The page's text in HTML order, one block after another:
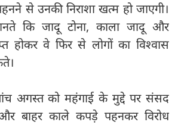
से उनकी निराशा खत्म हो जाएगी।
कि जादू टोना, काला जादू और
होकर वे फिर से लोगों का विश्वास
अगस्त को महंगाई के मुद्दे पर संसद
बाहर काले कपड़े पहनकर विरोध